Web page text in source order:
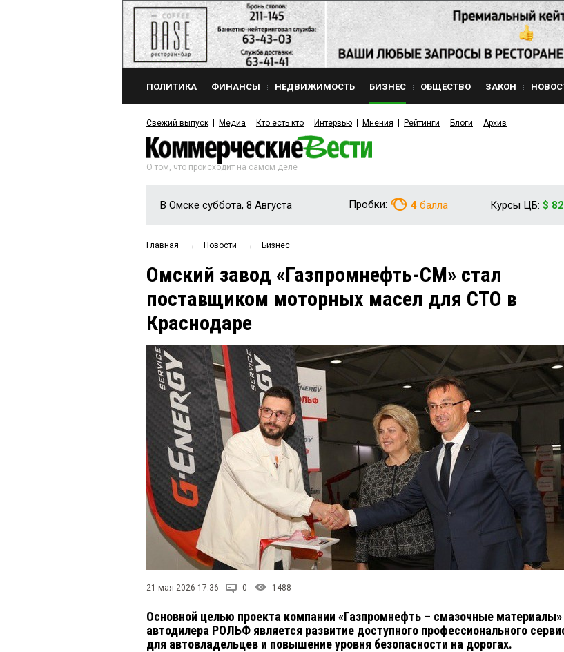
ПОЛИТИКА ФИНАНСЫ НЕДВИЖИМОСТЬ БИЗНЕС ОБЩЕСТВО ЗАКОН
Свежий выпуск Медиа Кто есть кто Интервью Мнения Рейтинги Блоги Архив
О том, что происходит на самом деле
В Омске суббота, 8 Августа Пробки: 4 балла Курсы ЦБ: $
Главная → Новости → Бизнес
Омский завод «Газпромнефть-СМ» стал
поставщиком моторных масел для СТО в
Краснодаре
21 мая 2026 17:36 0 1488
Основной целью проекта компании «Газпромнефть – смазочные материалы»
автодилера РОЛЬФ является развитие доступного профессионального
для автовладельцев и повышение уровня безопасности на дорогах.